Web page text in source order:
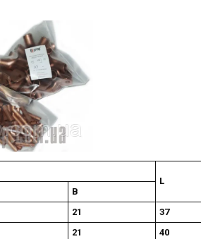
L
B
21
37
21
40